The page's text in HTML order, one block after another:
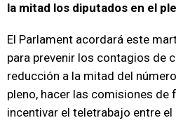
la mitad los diputados en el
El Parlament acordará este
para prevenir los contagios de
reducción a la mitad del
pleno, hacer las comisiones
incentivar el teletrabajo entre el